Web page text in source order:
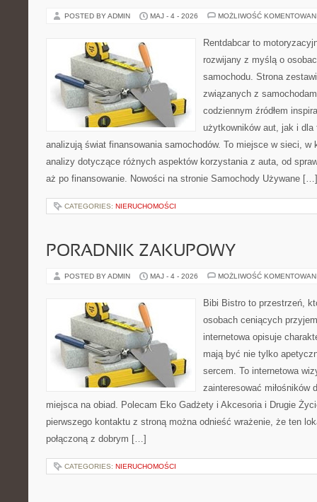
POSTED BY ADMIN MAJ - 4 - 2026 MOŻLIWOŚĆ
Rentdabcar to
rozwijany z myślą o
samochodu. Strona
związanych z
codziennym źródłem
użytkowników aut, jak i
analizują świat finansowania samochodów. To miejsce w sieci, w
analizy dotyczące różnych aspektów korzystania z auta, od
aż po finansowanie. Nowości na stronie Samochody Używane […]
CATEGORIES: NIERUCHOMOŚCI
PORADNIK ZAKUPOWY
POSTED BY ADMIN MAJ - 4 - 2026 MOŻLIWOŚĆ
Bibi Bistro to przestrzeń,
osobach ceniących
internetowa opisuje
mają być nie tylko
sercem. To internetowa
zainteresować miłośników
miejsca na obiad. Polecam Eko Gadżety i Akcesoria i Drugie
pierwszego kontaktu z stroną można odnieść wrażenie, że ten
połączoną z dobrym […]
CATEGORIES: NIERUCHOMOŚCI